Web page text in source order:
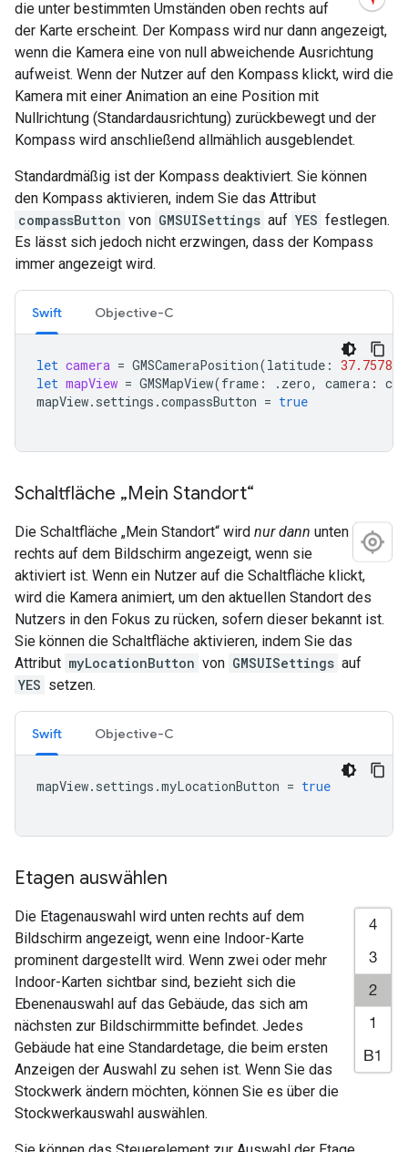
die unter bestimmten Umständen oben rechts auf
der Karte erscheint. Der Kompass wird nur dann angezeigt,
wenn die Kamera eine von null abweichende Ausrichtung
aufweist. Wenn der Nutzer auf den Kompass klickt, wird die
Kamera mit einer Animation an eine Position mit
Nullrichtung (Standardausrichtung) zurückbewegt und der
Kompass wird anschließend allmählich ausgeblendet.
Standardmäßig ist der Kompass deaktiviert. Sie können
den Kompass aktivieren, indem Sie das Attribut
compassButton von GMSUISettings auf YES festlegen.
Es lässt sich jedoch nicht erzwingen, dass der Kompass
immer angezeigt wird.
Swift Objective-C
let camera = GMSCameraPosition(latitude : 37.757815
let mapView = GMSMapView(frame : . zero, camera :
mapView. settings .compassButton = true
Schaltfläche „Mein Standort“
Die Schaltfläche „Mein Standort“ wird nur dann unten
rechts auf dem Bildschirm angezeigt, wenn sie
aktiviert ist. Wenn ein Nutzer auf die Schaltfläche klickt,
wird die Kamera animiert, um den aktuellen Standort des
Nutzers in den Fokus zu rücken, sofern dieser bekannt ist.
Sie können die Schaltfläche aktivieren, indem Sie das
Attribut myLocationButton von GMSUISettings auf
YES setzen.
Swift Objective-C
mapView. settings .myLocationButton = true
Etagen auswählen
Die Etagenauswahl wird unten rechts auf dem
Bildschirm angezeigt, wenn eine Indoor-Karte
prominent dargestellt wird. Wenn zwei oder mehr
Indoor-Karten sichtbar sind, bezieht sich die
Ebenenauswahl auf das Gebäude, das sich am
nächsten zur Bildschirmmitte befindet. Jedes
Gebäude hat eine Standardetage, die beim ersten
Anzeigen der Auswahl zu sehen ist. Wenn Sie das
Stockwerk ändern möchten, können Sie es über die
Stockwerkauswahl auswählen.